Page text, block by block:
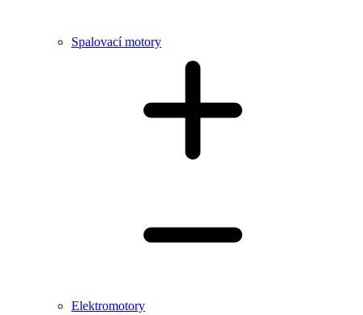
Spalovací motory
Elektromotory